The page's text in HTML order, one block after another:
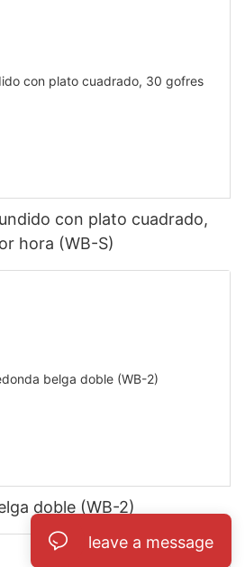
con plato cuadrado,
hora (WB-S)
doble (WB-2)
leave a message